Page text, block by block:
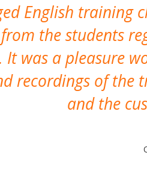
English training
the students
It was a pleasure
recordings of the
and the